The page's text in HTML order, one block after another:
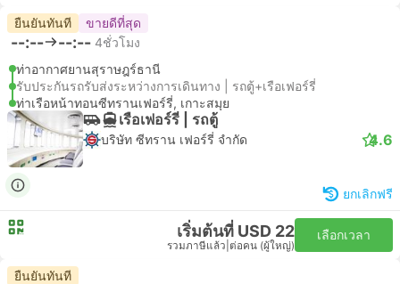
ยืนยันทันที ขายดีที่สุด
--:-- --:-- 4ชั่วโมง
ท่าอากาศยานสุราษฎร์ธานี
รับประกันรถรับส่งระหว่างการเดินทาง | รถตู้+เรือเฟอร์รี่
ท่าเรือหน้าทอนซีทรานเฟอร์รี่, เกาะสมุย
เรือเฟอร์รี่ | รถตู้
บริษัท ซีทราน เฟอร์รี่ จำกัด 4.6
ยกเลิกฟรี
เริ่มต้นที่ USD 22
รวมภาษีแล้ว ต่อคน (ผู้ใหญ่)
เลือกเวลา
ยืนยันทันที